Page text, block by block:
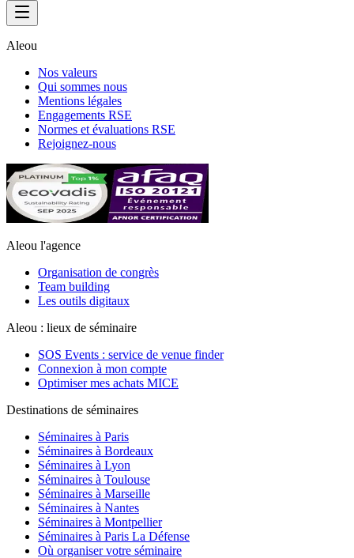
Aleou
Nos valeurs
Qui sommes nous
Mentions légales
Engagements RSE
Normes et évaluations RSE
Rejoignez-nous
Aleou l'agence
Organisation de congrès
Team building
Les outils digitaux
Aleou : lieux de séminaire
SOS Events : service de venue finder
Connexion à mon compte
Optimiser mes achats MICE
Destinations de séminaires
Séminaires à Paris
Séminaires à Bordeaux
Séminaires à Lyon
Séminaires à Toulouse
Séminaires à Marseille
Séminaires à Nantes
Séminaires à Montpellier
Séminaires à Paris La Défense
Où organiser votre séminaire